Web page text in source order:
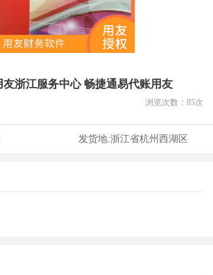
浙江服务中心 畅捷通易代账用友
浏览次数： 85次
发货地:浙江省杭州西湖区